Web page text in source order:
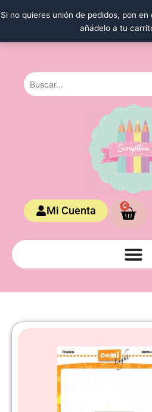
Si no quieres unión de pedidos, pon
añádelo a tu
al
Mi Cuenta 0